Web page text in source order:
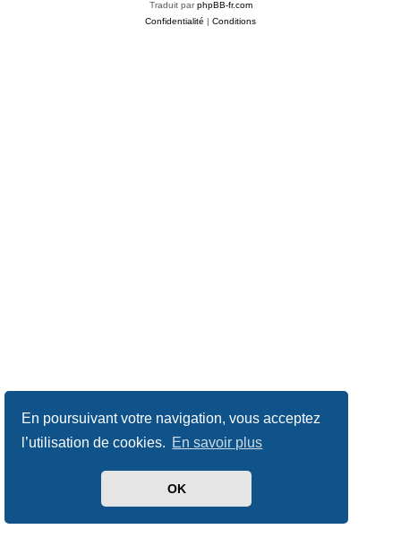
En poursuivant votre navigation, vous acceptez
l’utilisation de cookies. En savoir plus
OK
Traduit parphpBB-fr.com
Confidentialité | Conditions